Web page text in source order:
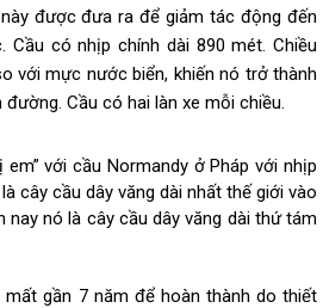
được đưa ra để giảm tác động đến
có nhịp chính dài 890 mét. Chiều
với mực nước biển, khiến nó trở thành
Cầu có hai làn xe mỗi chiều.
em” với cầu Normandy ở Pháp với nhịp
cây cầu dây văng dài nhất thế giới vào
nay nó là cây cầu dây văng dài thứ tám
mất gần 7 năm để hoàn thành do thiết